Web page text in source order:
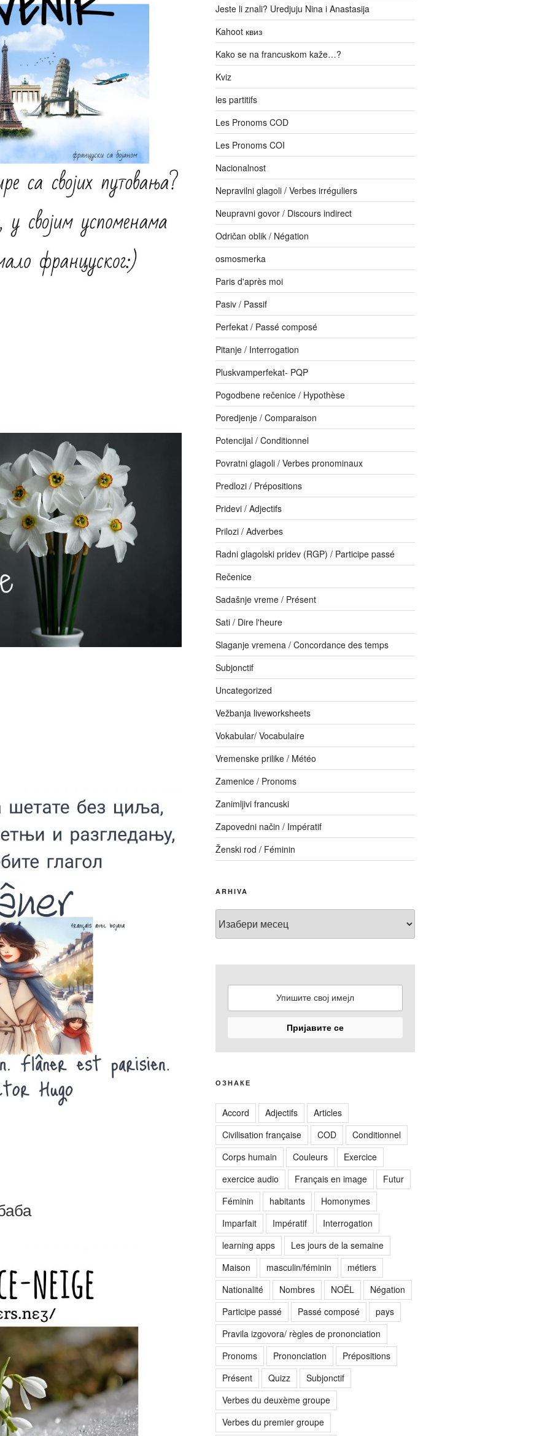
Jeste li znali? Uredjuju Nina i Anastasija
Kahoot квиз
Kako se na francuskom kaže…?
Kviz
les partitifs
Les Pronoms COD
Les Pronoms COI
Nacionalnost
Nepravilni glagoli / Verbes irréguliers
Neupravni govor / Discours indirect
Odričan oblik / Négation
osmosmerka
Paris d'après moi
Pasiv / Passif
Perfekat / Passé composé
Pitanje / Interrogation
Pluskvamperfekat- PQP
Pogodbene rečenice / Hypothèse
Poredjenje / Comparaison
Potencijal / Conditionnel
Povratni glagoli / Verbes pronominaux
Predlozi / Prépositions
Pridevi / Adjectifs
Prilozi / Adverbes
Radni glagolski pridev (RGP) / Participe passé
Rečenice
Sadašnje vreme / Présent
Sati / Dire l'heure
Slaganje vremena / Concordance des temps
Subjonctif
Uncategorized
Vežbanja liveworksheets
Vokabular/ Vocabulaire
Vremenske prilike / Météo
Zamenice / Pronoms
Zanimljivi francuski
Zapovedni način / Impératif
Ženski rod / Féminin
ARHIVA
ОЗНАКЕ
Accord Adjectifs
Articles
Civilisation française
COD
Conditionnel
Corps humain
Couleurs
Exercice
exercice audio
Français en image
Futur
Féminin
habitants
Homonymes
Imparfait
Impératif
Interrogation
learning apps
Les jours de la semaine
Maison
masculin/féminin
métiers
Nationalité
Nombres NOËL
Négation
Participe passé
Passé composé
pays
Pravila izgovora/ règles de prononciation
Pronoms
Prononciation
Prépositions
Présent
Quizz
Subjonctif
Verbes du deuxème groupe
Verbes du premier groupe